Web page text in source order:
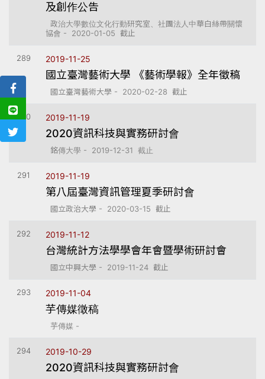
及創作公告
政治大學數位文化行動研究室、社團法人中華白絲帶關懷
協會 - 2020-01-05 截止
289 2019-11-25
國立臺灣藝術大學 《藝術學報》全年徵稿
國立臺灣藝術大學 - 2020-02-28 截止
290 2019-11-19
2020資訊科技與實務研討會
銘傳大學 - 2019-12-31 截止
291 2019-11-19
第八屆臺灣資訊管理夏季研討會
國立政治大學 - 2020-03-15 截止
292 2019-11-12
台灣統計方法學學會年會暨學術研討會
國立中興大學 - 2019-11-24 截止
293 2019-11-04
芋傳媒徵稿
芋傳媒 -
294 2019-10-29
2020資訊科技與實務研討會